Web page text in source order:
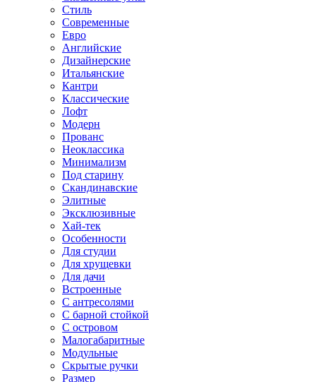
Стиль
Современные
Евро
Английские
Дизайнерские
Итальянские
Кантри
Классические
Лофт
Модерн
Прованс
Неоклассика
Минимализм
Под старину
Скандинавские
Элитные
Эксклюзивные
Хай-тек
Особенности
Для студии
Для хрущевки
Для дачи
Встроенные
С антресолями
С барной стойкой
С островом
Малогабаритные
Модульные
Скрытые ручки
Размер